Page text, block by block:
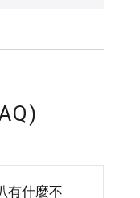
有什麼不